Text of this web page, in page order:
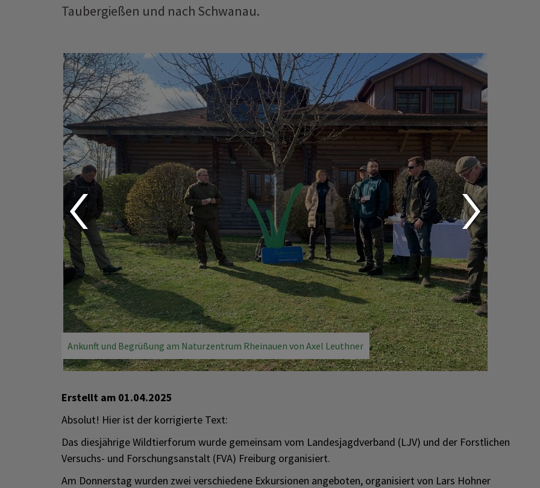
Taubergießen und nach Schwanau.
Ankunft und Begrüßung am Naturzentrum Rheinauen von Axel Leuthner
Erstellt am 01.04.2025
Absolut! Hier ist der korrigierte Text:
Das diesjährige Wildtierforum wurde gemeinsam vom Landesjagdverband (LJV) und der Forstlichen
Versuchs- und Forschungsanstalt (FVA) Freiburg organisiert.
Am Donnerstag wurden zwei verschiedene Exkursionen angeboten, organisiert von Lars Hohner